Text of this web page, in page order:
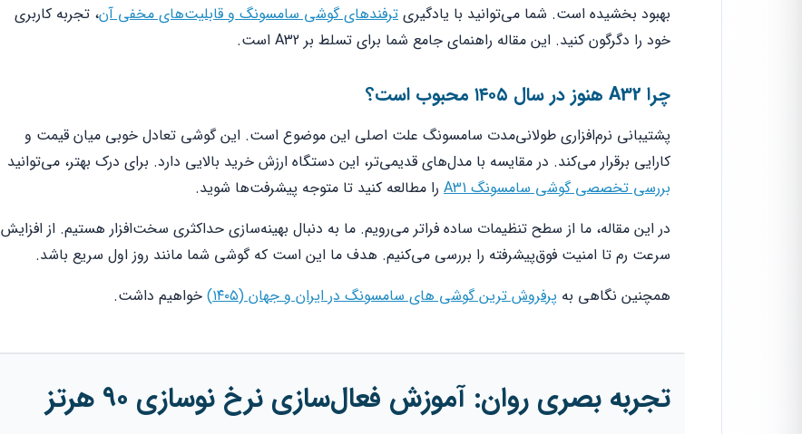
بهبود بخشیده است. شما می‌توانید با یادگیری ترفندهای گوشی سامسونگ و قابلیت‌های مخفی آن، تجربه کاربری
خود را دگرگون کنید. این مقاله راهنمای جامع شما برای تسلط بر A32 است.
چرا A32 هنوز در سال ۱۴۰۵ محبوب است؟
پشتیبانی نرم‌افزاری طولانی‌مدت سامسونگ علت اصلی این موضوع است. این گوشی تعادل خوبی میان قیمت و
کارایی برقرار می‌کند. در مقایسه با مدل‌های قدیمی‌تر، این دستگاه ارزش خرید بالایی دارد. برای درک بهتر، می‌توانید
بررسی تخصصی گوشی سامسونگ A31
را مطالعه کنید تا متوجه پیشرفت‌ها شوید.
در این مقاله، ما از سطح تنظیمات ساده فراتر می‌رویم. ما به دنبال بهینه‌سازی حداکثری سخت‌افزار هستیم. از افزایش
سرعت رم تا امنیت فوق‌پیشرفته را بررسی می‌کنیم. هدف ما این است که گوشی شما مانند روز اول سریع باشد.
همچنین نگاهی به پرفروش ترین گوشی های سامسونگ در ایران و جهان (۱۴۰۵) خواهیم داشت.
تجربه بصری روان: آموزش فعال‌سازی نرخ نوسازی ۹۰ هرتز